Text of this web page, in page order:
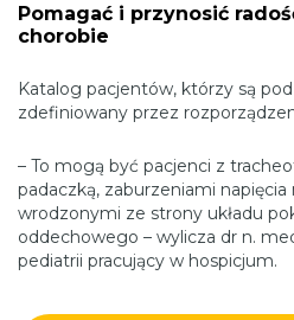
Pomagać i przynosić
chorobie
Katalog pacjentów, którzy są
zdefiniowany przez
– To mogą być pacjenci z
padaczką, zaburzeniami
wrodzonymi ze strony układu
oddechowego – wylicza dr n.
pediatrii pracujący w hospicjum.